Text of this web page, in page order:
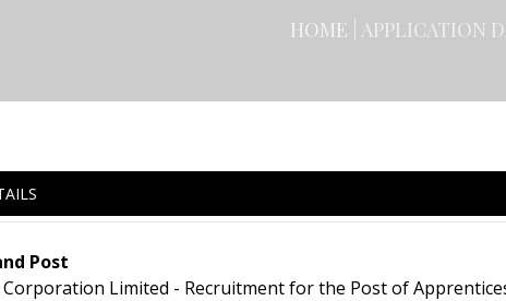
HOME | APPLICATION
Post
Corporation Limited - Recruitment for the Post of